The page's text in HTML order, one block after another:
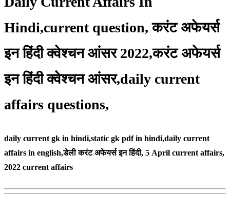
Hindi,current question, करंट अफेयर्स
इन हिंदी क्वेश्चन आंसर 2022,करंट अफेयर्स
इन हिंदी क्वेश्चन आंसर,daily current
affairs questions,
daily current gk in hindi,static gk pdf in hindi,daily current
affairs in english,डेली करंट अफेयर्स इन हिंदी, 5 April current affairs,
2022 current affairs